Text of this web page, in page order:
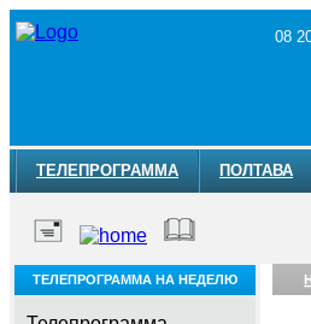
08
ТЕЛЕПРОГРАММА ПОЛТАВА
ТЕЛЕПРОГРАММА НА НЕДЕЛЮ